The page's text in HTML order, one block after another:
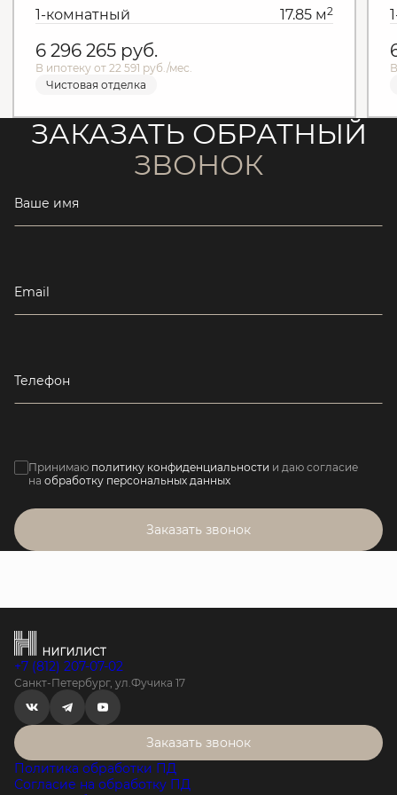
1-комнатный 17.85 м2
6 296 265 руб.
В ипотеку от 22 591 руб./мес.
Чистовая отделка
ЗАКАЗАТЬ ОБРАТНЫЙ
ЗВОНОК
Ваше имя
Email
Телефон
Принимаю политику конфиденциальности и даю согласие
на обработку персональных данных
Заказать звонок
+7 (812) 207-07-02
Санкт-Петербург, ул.Фучика 17
Заказать звонок
Политика обработки ПД
Согласие на обработку ПД